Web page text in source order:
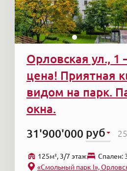
Орловская ул., 1
цена! Приятная
видом на парк.
окна.
31'900'000 руб
125м², 3/7 этаж
Cпален:
«Смольный парк I»,